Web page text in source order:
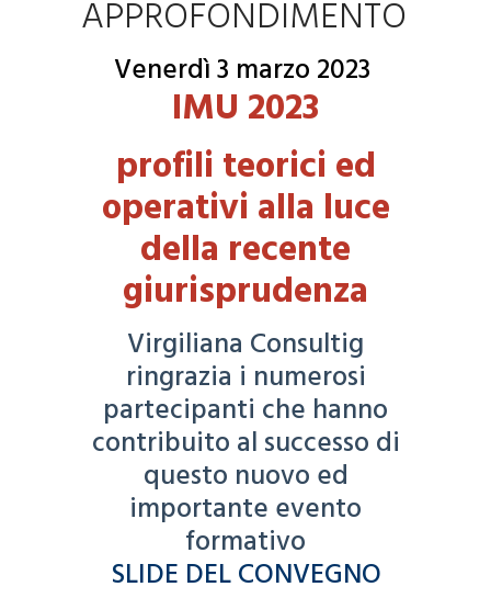
APPROFONDIMENTO
Venerdì 3 marzo 2023
IMU 2023
profili teorici ed
operativi alla luce
della recente
giurisprudenza
Virgiliana Consultig
ringrazia i numerosi
partecipanti che hanno
contribuito al successo di
questo nuovo ed
importante evento
formativo
SLIDE DEL CONVEGNO